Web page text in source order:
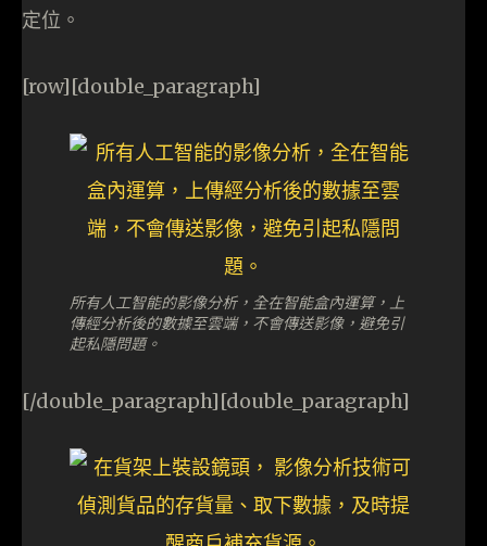
定位。
[row][double_paragraph]
所有人工智能的影像分析，全在智能盒內運算，上
傳經分析後的數據至雲端，不會傳送影像，避免引
起私隱問題。
[/double_paragraph][double_paragraph]